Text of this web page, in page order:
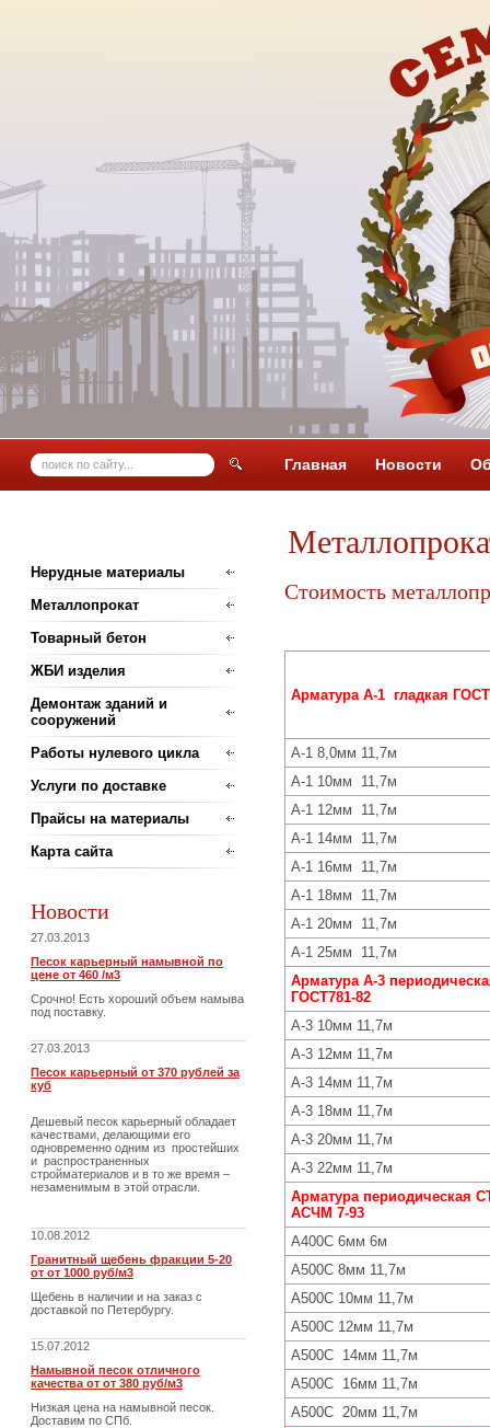
Главная Новости
Нерудные материалы
Металлопрокат
Товарный бетон
ЖБИ изделия
Демонтаж зданий и
сооружений
Работы нулевого цикла
Услуги по доставке
Прайсы на материалы
Карта сайта
Новости
27.03.2013
Песок карьерный намывной по
цене от 460 /м3
Срочно! Есть хороший объем намыва
под поставку.
27.03.2013
Песок карьерный от 370 рублей за
куб
Дешевый песок карьерный обладает
качествами, делающими его
одновременно одним из простейших
и распространенных
стройматериалов и в то же время –
незаменимым в этой отрасли.
10.08.2012
Гранитный щебень фракции 5-20
от от 1000 руб/м3
Щебень в наличии и на заказ с
доставкой по Петербургу.
15.07.2012
Намывной песок отличного
качества от от 380 руб/м3
Низкая цена на намывной песок.
Доставим по СПб.
Стоимость
Арматура А-1 гладкая ГОСТ
А-1 8,0мм 11,7м
А-1 10мм 11,7м
А-1 12мм 11,7м
А-1 14мм 11,7м
А-1 16мм 11,7м
А-1 18мм 11,7м
А-1 20мм 11,7м
А-1 25мм 11,7м
Арматура А-3
ГОСТ781-82
А-3 10мм 11,7м
А-3 12мм 11,7м
А-3 14мм 11,7м
А-3 18мм 11,7м
А-3 20мм 11,7м
А-3 22мм 11,7м
Арматура периодическая
АСЧМ 7-93
А400С 6мм 6м
А500С 8мм 11,7м
А500С 10мм 11,7м
А500С 12мм 11,7м
А500С 14мм 11,7м
А500С 16мм 11,7м
А500С 20мм 11,7м